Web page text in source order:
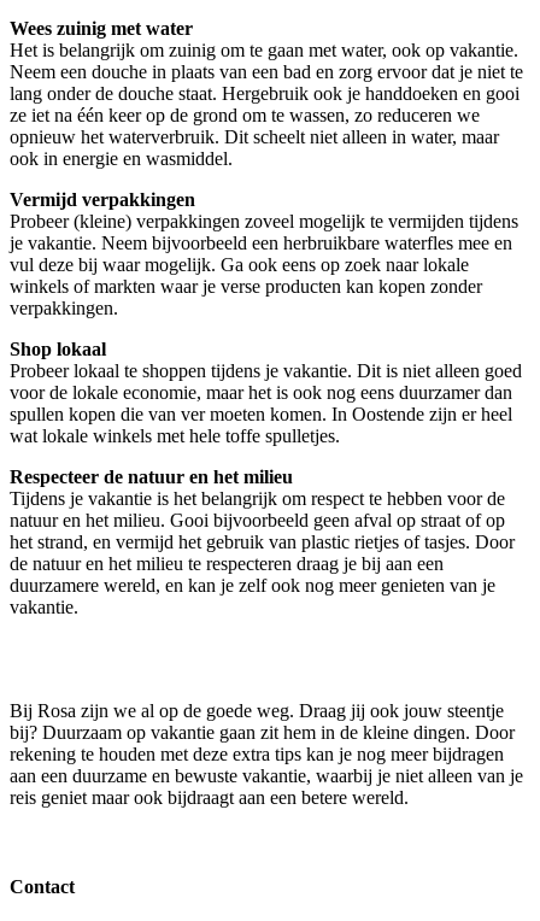
Wees zuinig met water
Het is belangrijk om zuinig om te gaan met water, ook op vakantie.
Neem een douche in plaats van een bad en zorg ervoor dat je niet te
lang onder de douche staat. Hergebruik ook je handdoeken en gooi
ze iet na één keer op de grond om te wassen, zo reduceren we
opnieuw het waterverbruik. Dit scheelt niet alleen in water, maar
ook in energie en wasmiddel.
Vermijd verpakkingen
Probeer (kleine) verpakkingen zoveel mogelijk te vermijden tijdens
je vakantie. Neem bijvoorbeeld een herbruikbare waterfles mee en
vul deze bij waar mogelijk. Ga ook eens op zoek naar lokale
winkels of markten waar je verse producten kan kopen zonder
verpakkingen.
Shop lokaal
Probeer lokaal te shoppen tijdens je vakantie. Dit is niet alleen goed
voor de lokale economie, maar het is ook nog eens duurzamer dan
spullen kopen die van ver moeten komen. In Oostende zijn er heel
wat lokale winkels met hele toffe spulletjes.
Respecteer de natuur en het milieu
Tijdens je vakantie is het belangrijk om respect te hebben voor de
natuur en het milieu. Gooi bijvoorbeeld geen afval op straat of op
het strand, en vermijd het gebruik van plastic rietjes of tasjes. Door
de natuur en het milieu te respecteren draag je bij aan een
duurzamere wereld, en kan je zelf ook nog meer genieten van je
vakantie.
Bij Rosa zijn we al op de goede weg. Draag jij ook jouw steentje
bij? Duurzaam op vakantie gaan zit hem in de kleine dingen. Door
rekening te houden met deze extra tips kan je nog meer bijdragen
aan een duurzame en bewuste vakantie, waarbij je niet alleen van je
reis geniet maar ook bijdraagt aan een betere wereld.
Contact